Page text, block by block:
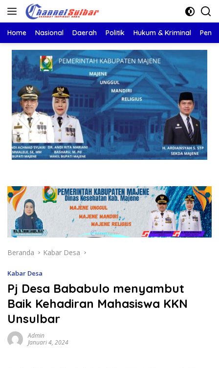
Langsung
Home Nasional Daerah Politik Hukum & Kriminal
Beranda Kabar Desa
Kabar Desa
Pj Desa Bababulo menyambut
Baik Kehadiran Mahasiswa KKN
Unsulbar
Admin
Januari 4, 2024